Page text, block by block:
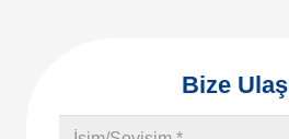
Bize